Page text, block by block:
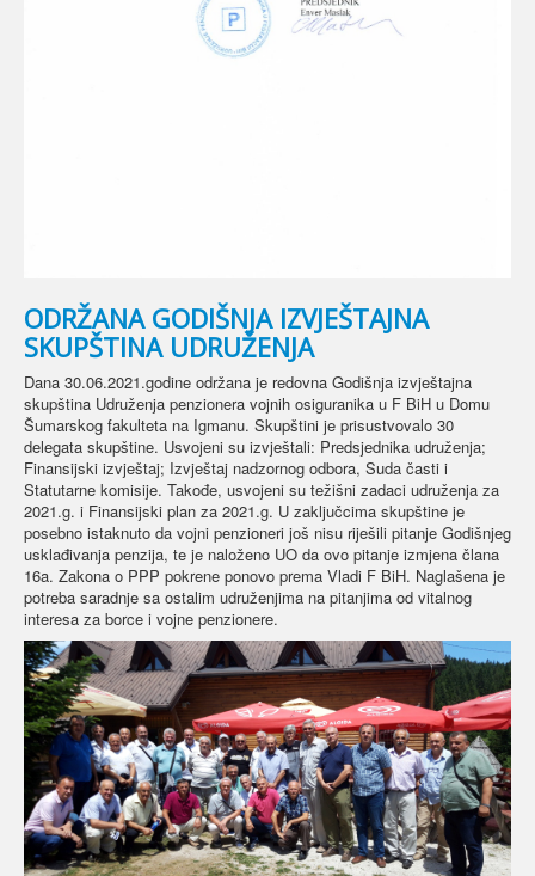
ODRŽANA GODIŠNJA IZVJEŠTAJNA
SKUPŠTINA UDRUŽENJA
Dana 30.06.2021.godine održana je redovna Godišnja izvještajna
skupština Udruženja penzionera vojnih osiguranika u F BiH u Domu
Šumarskog fakulteta na Igmanu. Skupštini je prisustvovalo 30
delegata skupštine. Usvojeni su izvještali: Predsjednika udruženja;
Finansijski izvještaj; Izvještaj nadzornog odbora, Suda časti i
Statutarne komisije. Takođe, usvojeni su težišni zadaci udruženja za
2021.g. i Finansijski plan za 2021.g. U zaključcima skupštine je
posebno istaknuto da vojni penzioneri još nisu riješili pitanje Godišnjeg
usklađivanja penzija, te je naloženo UO da ovo pitanje izmjena člana
16a. Zakona o PPP pokrene ponovo prema Vladi F BiH. Naglašena je
potreba saradnje sa ostalim udruženjima na pitanjima od vitalnog
interesa za borce i vojne penzionere.